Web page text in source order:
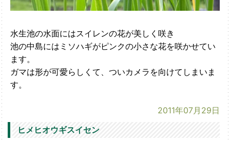
水生池の水面にはスイレンの花が美しく咲き
池の中島にはミソハギがピンクの小さな花を咲かせてい
ます。
ガマは形が可愛らしくて、ついカメラを向けてしまいま
す。
2011年07月29日
ヒメヒオウギスイセン